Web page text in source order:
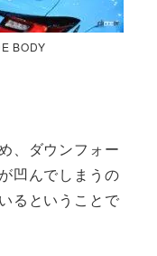
BODY
、ダウンフォー
凹んでしまうの
るということで